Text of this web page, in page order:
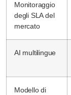
Monitoraggio
degli SLA del
mercato
AI multilingue
Modello di